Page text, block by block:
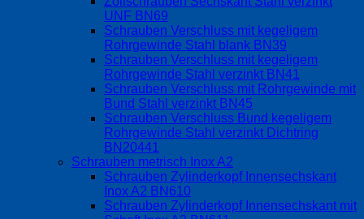
UNF BN69
Schrauben Verschluss mit kegeligem
Rohrgewinde Stahl blank BN39
Schrauben Verschluss mit kegeligem
Rohrgewinde Stahl verzinkt BN41
Schrauben Verschluss mit Rohrgewinde mit
Bund Stahl verzinkt BN45
Schrauben Verschluss Bund kegeligem
Rohrgewinde Stahl verzinkt Dichtring
BN20441
Schrauben metrisch Inox A2
Schrauben Zylinderkopf Innensechskant
Inox A2 BN610
Schrauben Zylinderkopf Innensechskant mit